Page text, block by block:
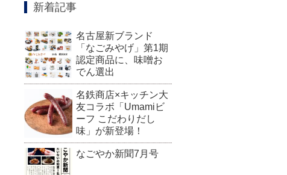
新着記事
名古屋新ブランド
「なごみやげ」第1期
認定商品に、味噌お
でん選出
名鉄商店×キッチン大
友コラボ「Umamiビ
ーフ こだわりだし
味」が新登場！
なごやか新聞7月号